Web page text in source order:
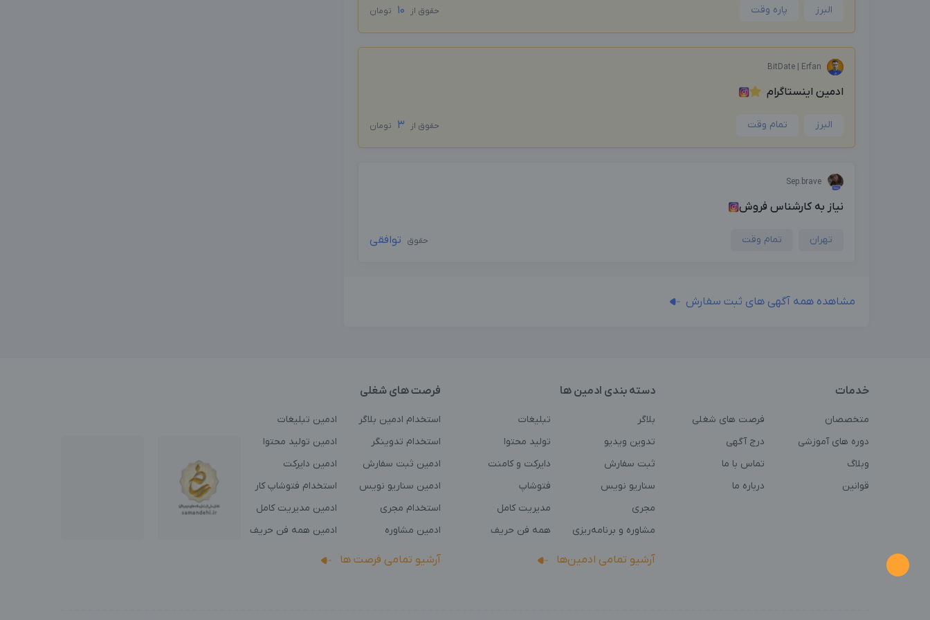
البرز پاره وقت حقوق از 10 تومان
BitDate | Erfan
ادمین اینستاگرام
البرز تمام وقت حقوق از 3 تومان
Sep.brave
نیاز به کارشناس فروش
تهران تمام وقت حقوق توافقی
مشاهده همه آگهی های ثبت سفارش
خدمات
متخصصان
فرصت های شغلی
دوره های آموزشی
درج آگهی
وبلاگ
تماس با ما
قوانین
درباره ما
دسته بندی ادمین ها
بلاگر
تبلیغات
تدوین ویدیو
تولید محتوا
ثبت سفارش
دایرکت و کامنت
سناریو نویس
فتوشاپ
مجری
مدیریت کامل
مشاوره و برنامه‌ریزی
همه فن حریف
آرشیو تمامی ادمین‌ها
فرصت های شغلی
استخدام ادمین بلاگر
ادمین تبلیغات
استخدام تدوینگر
ادمین تولید محتوا
ادمین ثبت سفارش
ادمین دایرکت
ادمین سناریو نویس
استخدام فتوشاپ کار
استخدام مجری
ادمین مدیریت کامل
ادمین مشاوره
ادمین همه فن حریف
آرشیو تمامی فرصت ها